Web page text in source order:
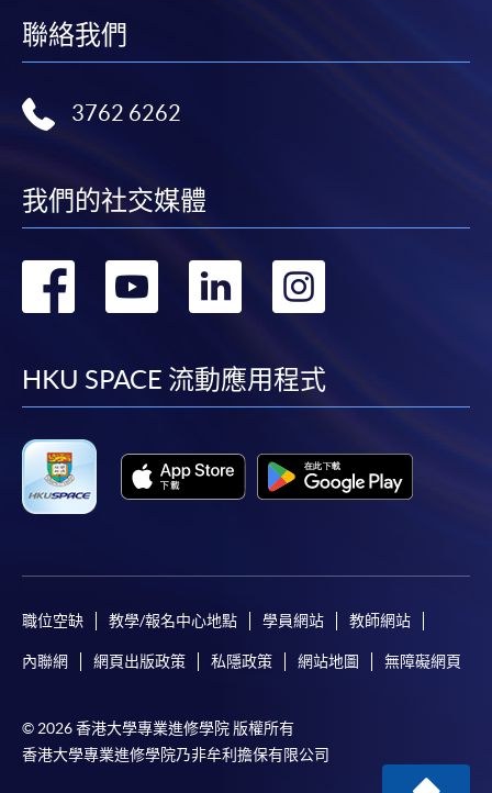
聯絡我們
3762 6262
我們的社交媒體
轉
facebook
轉
youtube
轉
linkedin
HKU SPACE 流動應用程式
職位空缺 教學/報名中心地點 學員網站 教師網站
內聯網 網頁出版政策 私隱政策 網站地圖 無障礙網頁
© 2026 香港大學專業進修學院 版權所有
香港大學專業進修學院乃非牟利擔保有限公司